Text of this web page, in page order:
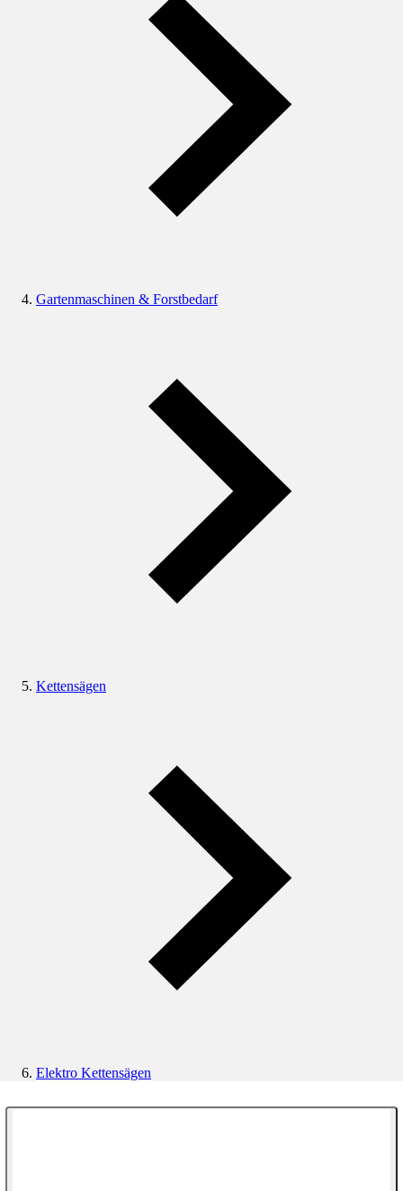
Gartenmaschinen & Forstbedarf
Kettensägen
Elektro Kettensägen